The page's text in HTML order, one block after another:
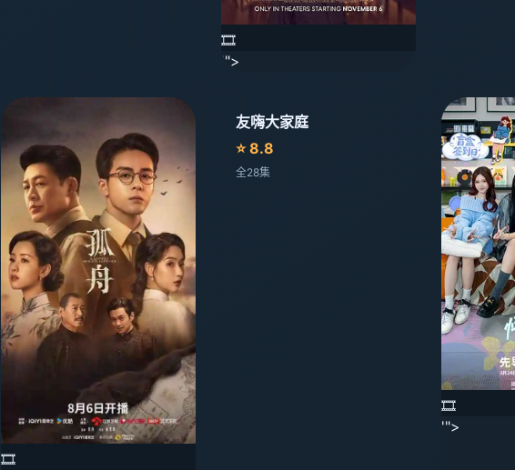
🎞️
'">
🎞️
友嗨大家庭
⭐ 8.8
全28集
🎞️
'">